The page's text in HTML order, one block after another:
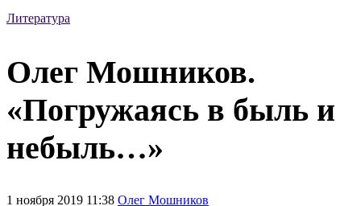
Литература
Олег Мошников.
«Погружаясь в быль и
небыль…»
1 ноября 2019 11:38 Олег Мошников